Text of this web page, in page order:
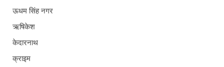
ऊधम सिंह नगर
ऋषिकेश
केदारनाथ
क्राइम